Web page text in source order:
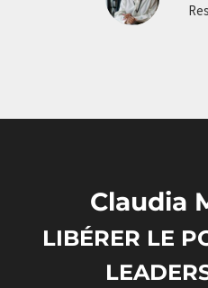
Claudia
LIBÉRER LE